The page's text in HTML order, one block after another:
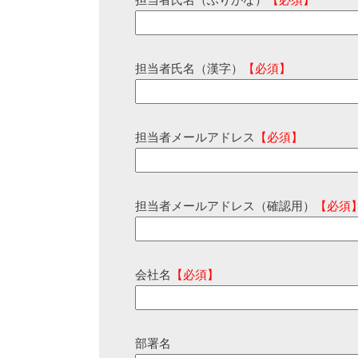
担当者氏名（漢字） 【必須】
担当者メールアドレス 【必須】
担当者メールアドレス（確認用） 【必須
会社名 【必須】
部署名